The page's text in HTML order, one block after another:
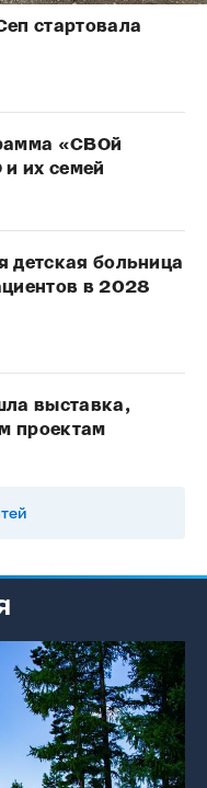
стартовала
«СВОй
их семей
детская больница
в 2028
выставка,
проектам